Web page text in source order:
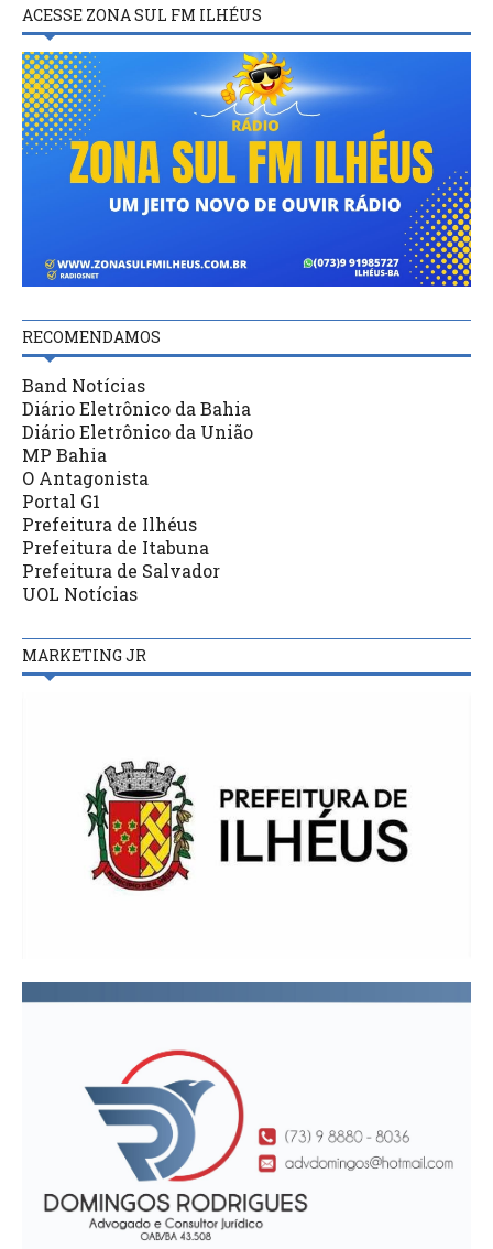
ACESSE ZONA SUL FM ILHÉUS
RECOMENDAMOS
Band Notícias
Diário Eletrônico da Bahia
Diário Eletrônico da União
MP Bahia
O Antagonista
Portal G1
Prefeitura de Ilhéus
Prefeitura de Itabuna
Prefeitura de Salvador
UOL Notícias
MARKETING JR